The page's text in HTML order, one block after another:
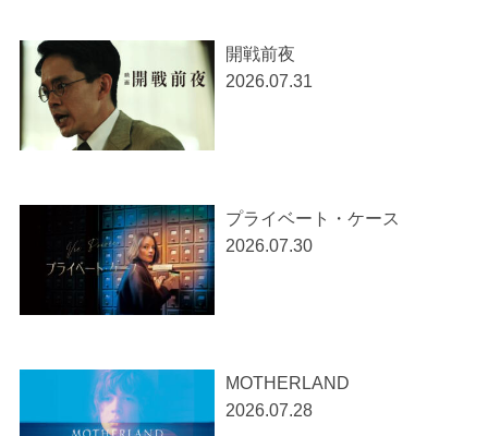
開戦前夜
2026.07.31
プライベート・ケース
2026.07.30
MOTHERLAND
2026.07.28